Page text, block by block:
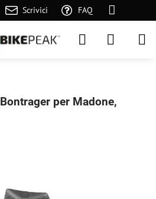
Scrivici FAQ
per Madone,